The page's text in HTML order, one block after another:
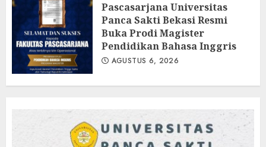
Pascasarjana Universitas
Panca Sakti Bekasi Resmi
Buka Prodi Magister
Pendidikan Bahasa Inggris
AGUSTUS 6, 2026